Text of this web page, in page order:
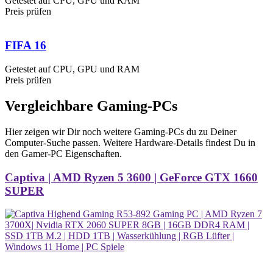
Preis prüfen
FIFA 16
Getestet auf CPU, GPU und RAM
Preis prüfen
Vergleichbare Gaming-PCs
Hier zeigen wir Dir noch weitere Gaming-PCs du zu Deiner
Computer-Suche passen. Weitere Hardware-Details findest Du in
den Gamer-PC Eigenschaften.
Captiva | AMD Ryzen 5 3600 | GeForce GTX 1660
SUPER